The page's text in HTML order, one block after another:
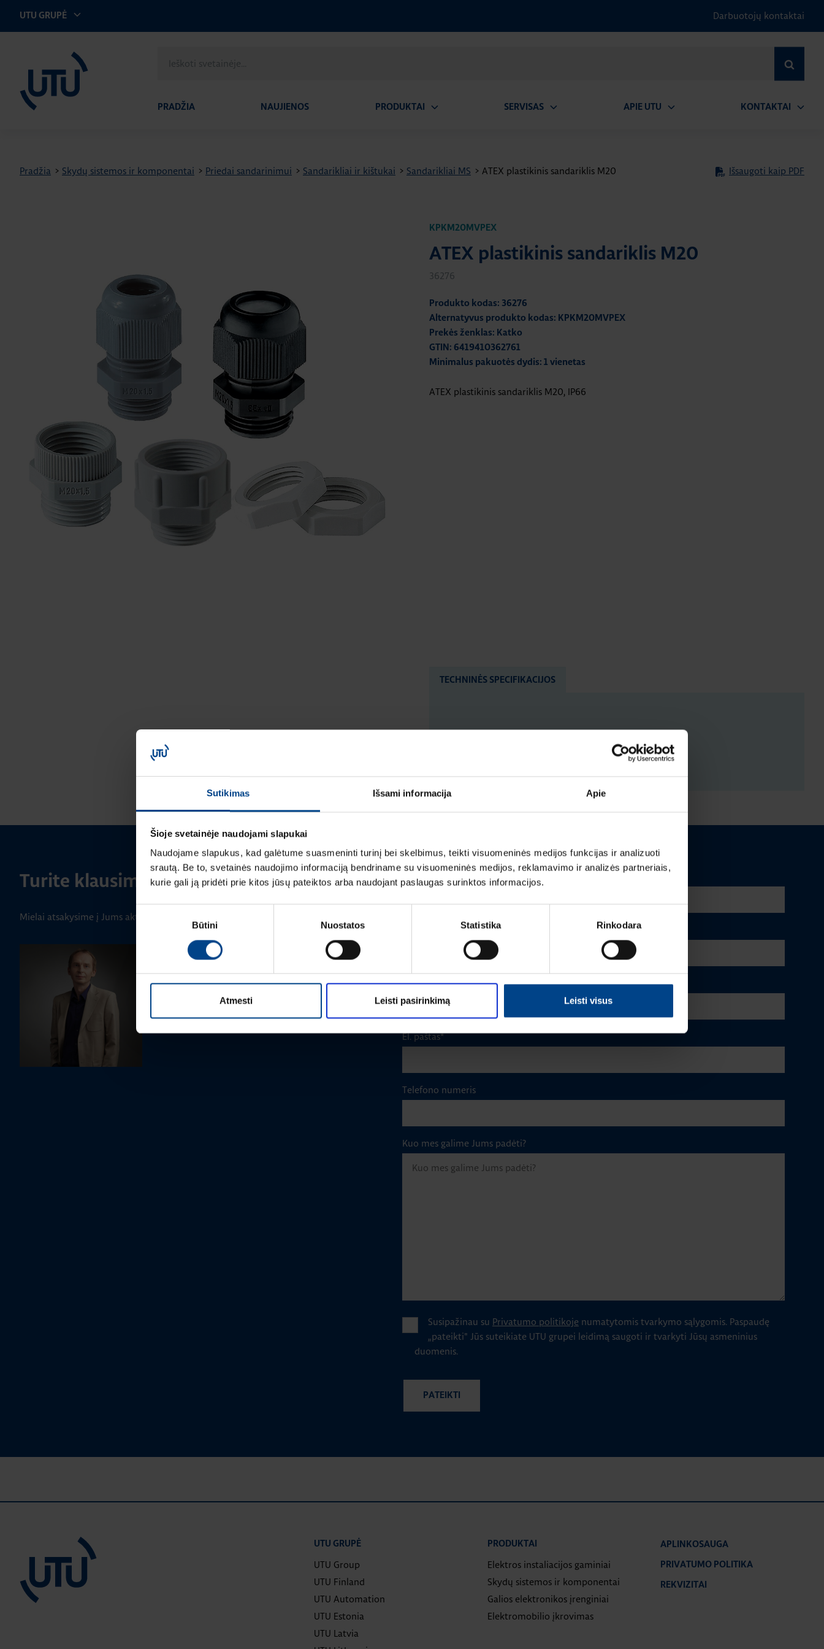
Sutikimas Išsami informacija Apie
Šioje svetainėje naudojami slapukai
Naudojame slapukus, kad galėtume suasmeninti turinį bei skelbimus, teikti visuomeninės medijos funkcijas ir analizuoti
srautą. Be to, svetainės naudojimo informaciją bendriname su visuomeninės medijos, reklamavimo ir analizės partneriais,
kurie gali ją pridėti prie kitos jūsų pateiktos arba naudojant paslaugas surinktos informacijos.
Būtini Nuostatos Statistika Rinkodara
Atmesti Leisti pasirinkimą Leisti visus
UTU GRUPĖ Darbuotojų kontaktai
svetainėje
PRADŽIA NAUJIENOS PRODUKTAI SERVISAS APIE UTU KONTAKTAI
Pradžia > Skydų sistemos ir komponentai > Priedai sandarinimui > Sandarikliai ir kištukai > Sandarikliai MS > ATEX plastikinis sandariklis M20 Išsaugoti kaip PDF
KPKM20MVPEX
ATEX plastikinis sandariklis M20
36276
Produkto kodas: 36276
Alternatyvus produkto kodas: KPKM20MVPEX
Prekės ženklas: Katko
GTIN: 6419410362761
Minimalus pakuotės dydis: 1 vienetas
ATEX plastikinis sandariklis M20, IP66
TECHNINĖS SPECIFIKACIJOS
Turite klausimų? Susisiekite
Mielai atsakysime į Jums aktualius klausimus.
PRODUKTO VADOVAS
+370 603 23732
rimvydas.bieksa@utugroup.com
Vardas
Įmonė
El. paštas*
Telefono numeris
Kuo mes galime Jums padėti?
Susipažinau su Privatumo politikoje numatytomis tvarkymo sąlygomis. Paspaudę
„pateikti" Jūs suteikiate UTU grupei leidimą saugoti ir tvarkyti Jūsų asmeninius
duomenis.
UTU GRUPĖ
UTU Group
UTU Finland
UTU Automation
UTU Estonia
UTU Latvia
PRODUKTAI
Elektros instaliacijos gaminiai
Skydų sistemos ir komponentai
Galios elektronikos įrenginiai
Elektromobilio įkrovimas
APLINKOSAUGA
PRIVATUMO POLITIKA
REKVIZITAI